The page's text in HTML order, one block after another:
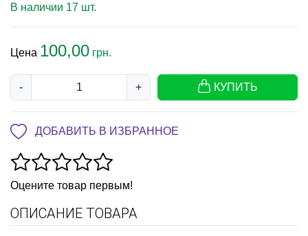
В наличии 17 шт.
Цена 100,00 грн.
- + КУПИТЬ
ДОБАВИТЬ В ИЗБРАННОЕ
Оцените товар первым!
ОПИСАНИЕ ТОВАРА